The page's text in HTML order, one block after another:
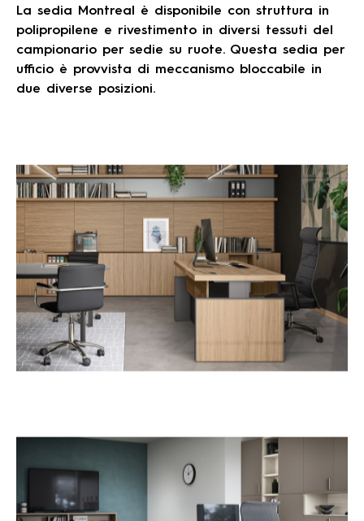
La sedia Montreal è disponibile con struttura in
polipropilene e rivestimento in diversi tessuti del
campionario per sedie su ruote. Questa sedia per
ufficio è provvista di meccanismo bloccabile in
due diverse posizioni.